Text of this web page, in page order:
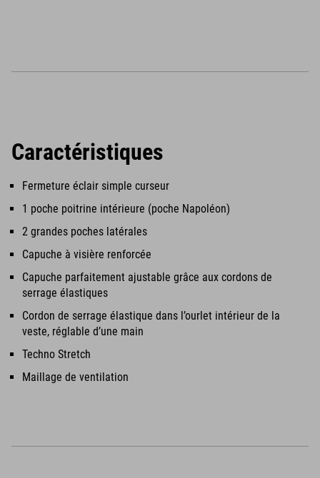
Caractéristiques
Fermeture éclair simple curseur
1 poche poitrine intérieure (poche Napoléon)
2 grandes poches latérales
Capuche à visière renforcée
Capuche parfaitement ajustable grâce aux cordons de
serrage élastiques
Cordon de serrage élastique dans l’ourlet intérieur de la
veste, réglable d’une main
Techno Stretch
Maillage de ventilation